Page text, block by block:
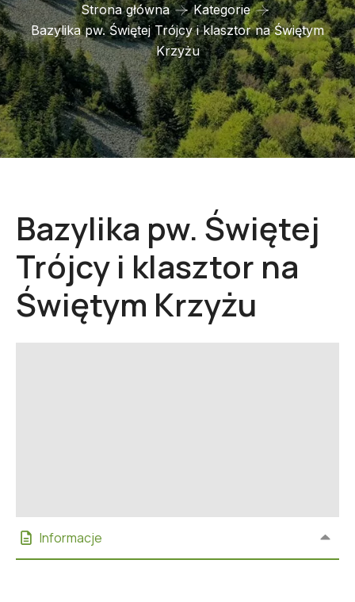
Strona główna
Kategorie
Bazylika pw. Świętej Trójcy i klasztor na Świętym
Krzyżu
Bazylika pw. Świętej
Trójcy i klasztor na
Świętym Krzyżu
Informacje